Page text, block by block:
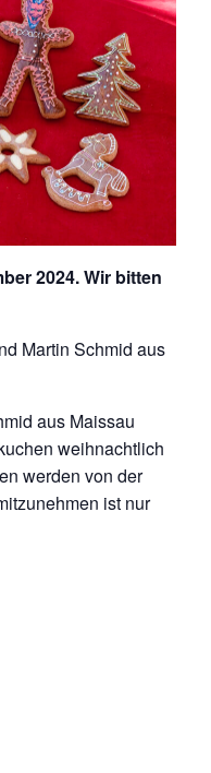
2024. Wir bitten
Martin Schmid aus
aus Maissau
weihnachtlich
werden von der
ist nur